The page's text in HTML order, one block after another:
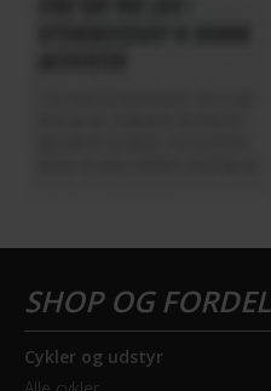
Cykler og udstyr